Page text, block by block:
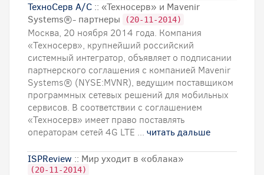
ТехноСерв А/С :: «Техносерв» и Mavenir
Systems®- партнеры
(20-11-2014)
Москва, 20 ноября 2014 года. Компания
«Техносерв», крупнейший российский
системный интегратор, объявляет о подписании
партнерского соглашения с компанией Mavenir
Systems® (NYSE:MVNR), ведущим поставщиком
программных сетевых решений для мобильных
сервисов. В соответствии с соглашением
«Техносерв» имеет право поставлять
операторам сетей 4G LTE ... читать дальше
ISPReview :: Мир уходит в «облака»
(20-11-2014)